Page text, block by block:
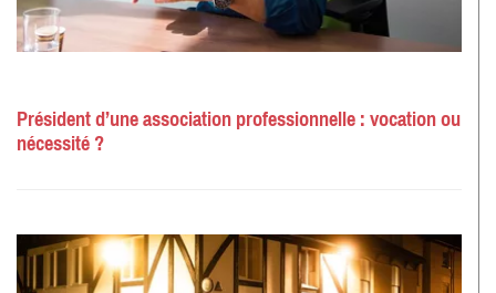
Président d’une association professionnelle : vocation ou
nécessité ?